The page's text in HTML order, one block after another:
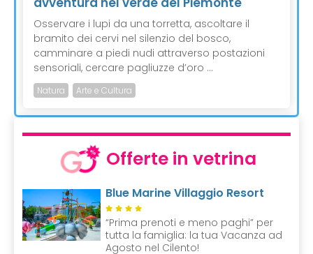
Osservare i lupi da una torretta, ascoltare il
bramito dei cervi nel silenzio del bosco,
camminare a piedi nudi attraverso postazioni
sensoriali, cercare pagliuzze d’oro ...
Natura Arte e Cultura
Offerte in vetrina
Blue Marine Villaggio Resort
“Prima prenoti e meno paghi” per
tutta la famiglia: la tua Vacanza ad
Agosto nel Cilento!